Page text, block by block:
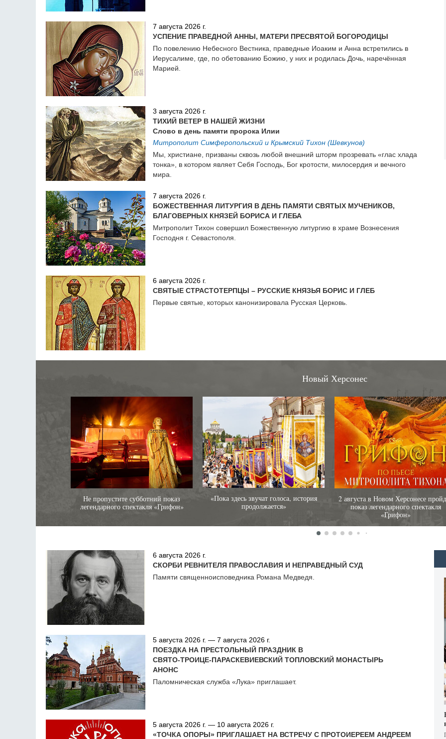
7 августа 2026 г.
УСПЕНИЕ ПРАВЕДНОЙ АННЫ, МАТЕРИ ПРЕСВЯТОЙ БОГОРОДИЦЫ
По повелению Небесного Вестника, праведные Иоаким и Анна встретились в
Иерусалиме, где, по обетованию Божию, у них и родилась Дочь, наречённая
Марией.
3 августа 2026 г.
ТИХИЙ ВЕТЕР В НАШЕЙ ЖИЗНИ
Слово в день памяти пророка Илии
Митрополит Симферопольский и Крымский Тихон (Шевкунов)
Мы, христиане, призваны сквозь любой внешний шторм прозревать «глас хлада
тонка», в котором являет Себя Господь, Бог кротости, милосердия и вечного
мира.
7 августа 2026 г.
БОЖЕСТВЕННАЯ ЛИТУРГИЯ В ДЕНЬ ПАМЯТИ СВЯТЫХ МУЧЕНИКОВ,
БЛАГОВЕРНЫХ КНЯЗЕЙ БОРИСА И ГЛЕБА
Митрополит Тихон совершил Божественную литургию в храме Вознесения
Господня г. Севастополя.
6 августа 2026 г.
СВЯТЫЕ СТРАСТОТЕРПЦЫ – РУССКИЕ КНЯЗЬЯ БОРИС И ГЛЕБ
Первые святые, которых канонизировала Русская Церковь.
Новый Херсонес
Не пропустите субботний показ
легендарного спектакля «Грифон»
«Пока здесь звучат голоса, история
продолжается»
2 августа в Новом Херсонесе
показ легендарного спектакля
«Грифон»
6 августа 2026 г.
СКОРБИ РЕВНИТЕЛЯ ПРАВОСЛАВИЯ И НЕПРАВЕДНЫЙ СУД
Памяти священноисповедника Романа Медведя.
5 августа 2026 г. — 7 августа 2026 г.
ПОЕЗДКА НА ПРЕСТОЛЬНЫЙ ПРАЗДНИК В
СВЯТО‑ТРОИЦЕ‑ПАРАСКЕВИЕВСКИЙ ТОПЛОВСКИЙ МОНАСТЫРЬ
АНОНС
Паломническая служба «Лука» приглашает.
5 августа 2026 г. — 10 августа 2026 г.
«ТОЧКА ОПОРЫ» ПРИГЛАШАЕТ НА ВСТРЕЧУ С ПРОТОИЕРЕЕМ АНДРЕЕМ